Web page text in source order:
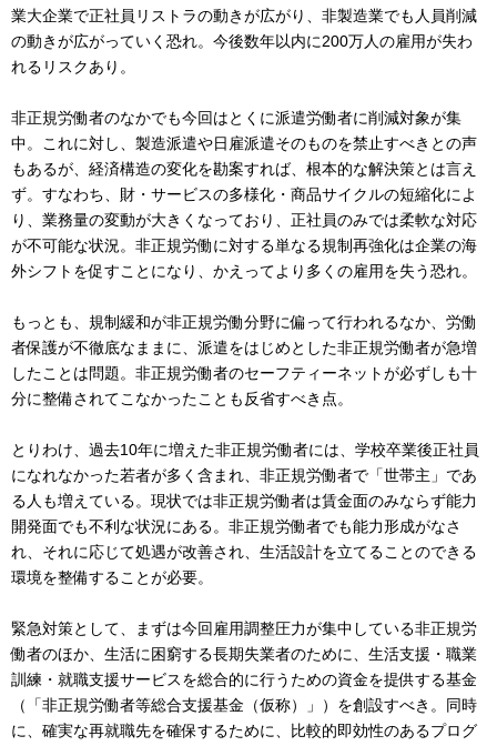
業大企業で正社員リストラの動きが広がり、非製造業でも人員削減
の動きが広がっていく恐れ。今後数年以内に200万人の雇用が失わ
れるリスクあり。
非正規労働者のなかでも今回はとくに派遣労働者に削減対象が集
中。これに対し、製造派遣や日雇派遣そのものを禁止すべきとの声
もあるが、経済構造の変化を勘案すれば、根本的な解決策とは言え
ず。すなわち、財・サービスの多様化・商品サイクルの短縮化によ
り、業務量の変動が大きくなっており、正社員のみでは柔軟な対応
が不可能な状況。非正規労働に対する単なる規制再強化は企業の海
外シフトを促すことになり、かえってより多くの雇用を失う恐れ。
もっとも、規制緩和が非正規労働分野に偏って行われるなか、労働
者保護が不徹底なままに、派遣をはじめとした非正規労働者が急増
したことは問題。非正規労働者のセーフティーネットが必ずしも十
分に整備されてこなかったことも反省すべき点。
とりわけ、過去10年に増えた非正規労働者には、学校卒業後正社員
になれなかった若者が多く含まれ、非正規労働者で「世帯主」であ
る人も増えている。現状では非正規労働者は賃金面のみならず能力
開発面でも不利な状況にある。非正規労働者でも能力形成がなさ
れ、それに応じて処遇が改善され、生活設計を立てることのできる
環境を整備することが必要。
緊急対策として、まずは今回雇用調整圧力が集中している非正規労
働者のほか、生活に困窮する長期失業者のために、生活支援・職業
訓練・就職支援サービスを総合的に行うための資金を提供する基金
（「非正規労働者等総合支援基金（仮称）」）を創設すべき。同時
に、確実な再就職先を確保するために、比較的即効性のあるプログ